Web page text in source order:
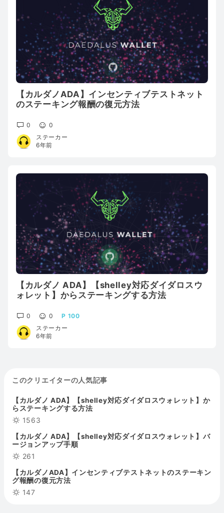
【カルダノADA】インセンティブテストネット
のステーキング報酬の復元方法
0
0
ステーカー
6年前
【カルダノ ADA】【shelley対応ダイダロスウ
ォレット】からステーキングする方法
0 0
100
ステーカー
6年前
このクリエイターの人気記事
【カルダノ ADA】【shelley対応ダイダロスウォレット】か
らステーキングする方法
1563
【カルダノ ADA】【shelley対応ダイダロスウォレット】バ
ージョンアップ手順
261
【カルダノADA】インセンティブテストネットのステーキン
グ報酬の復元方法
147